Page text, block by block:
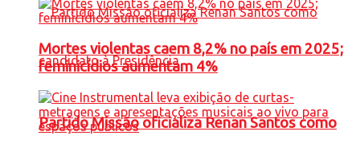
Partido Missão oficializa Renan Santos como
Mortes violentas caem 8,2% no país em 2025;
feminicídios aumentam 4%